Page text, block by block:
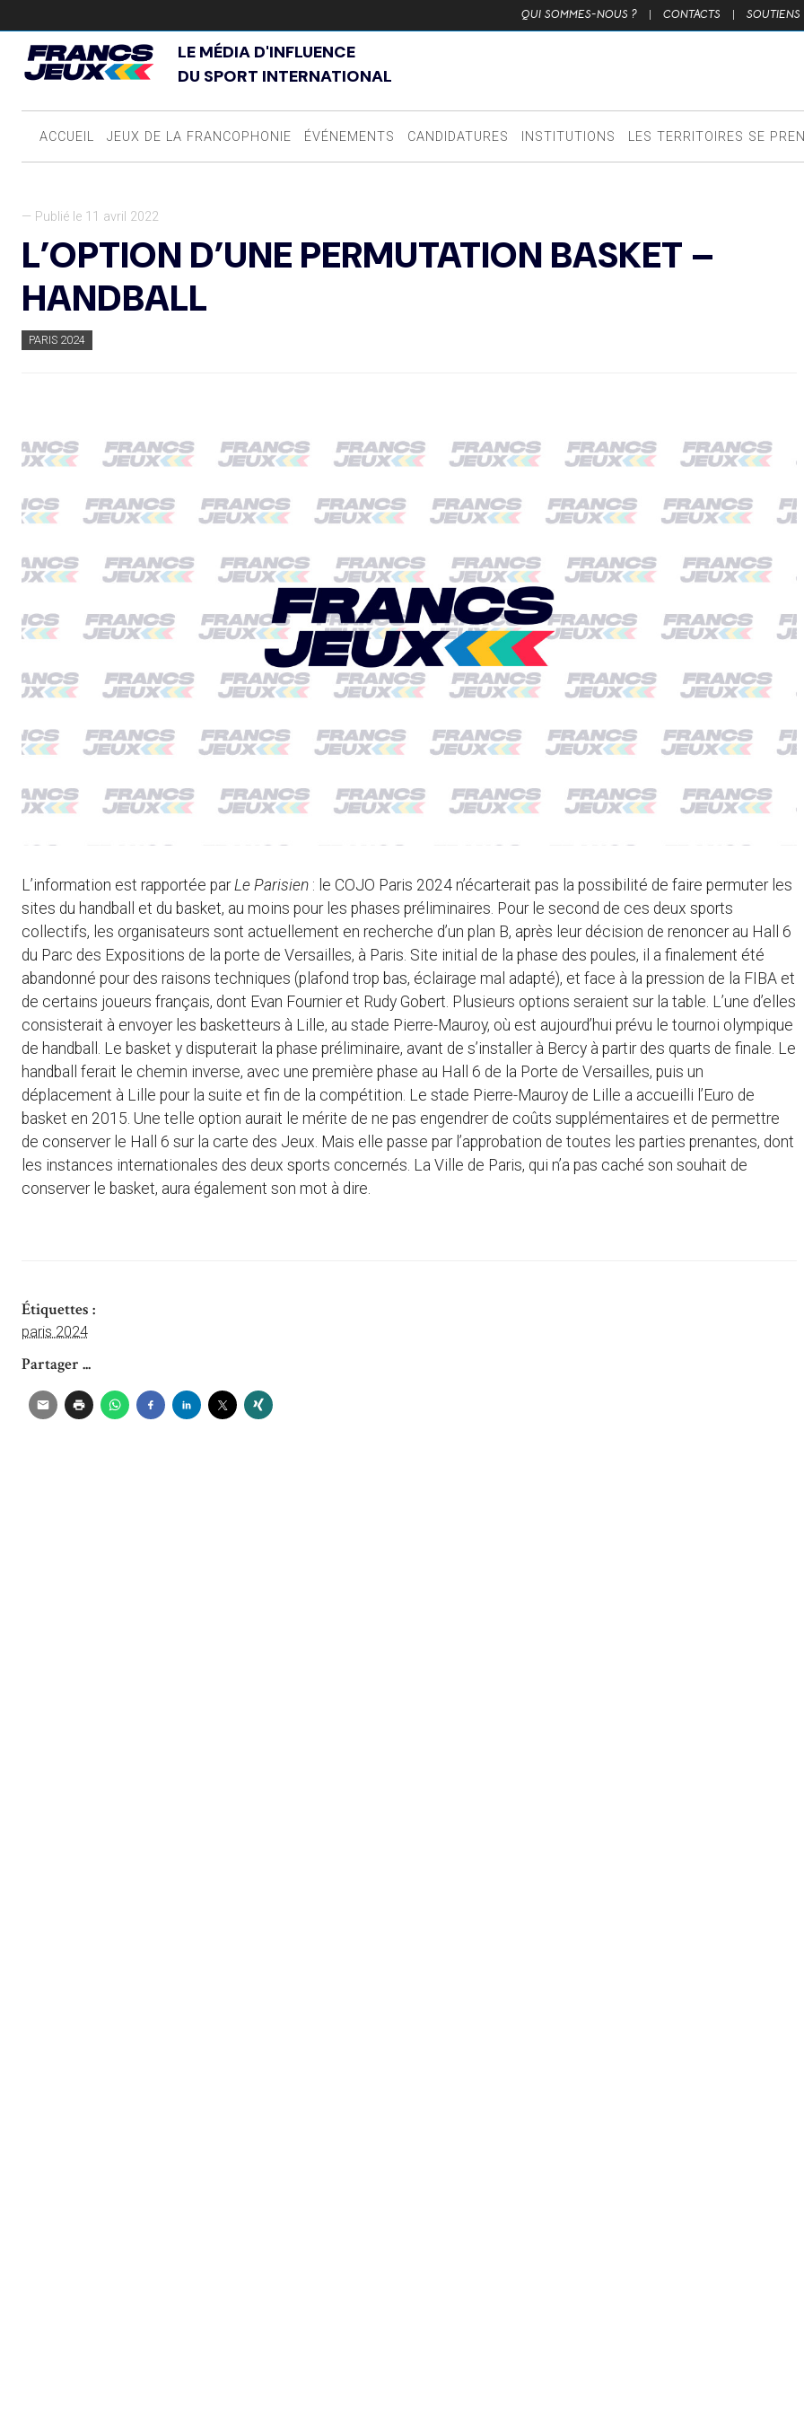
QUI SOMMES-NOUS ? | CONTACTS | SOUTIENS
LE MÉDIA D'INFLUENCE
DU SPORT INTERNATIONAL
ACCUEIL JEUX DE LA FRANCOPHONIE ÉVÉNEMENTS CANDIDATURES INSTITUTIONS LES TERRITOIRES SE
— Publié le 11 avril 2022
L’OPTION D’UNE PERMUTATION BASKET –
HANDBALL
PARIS 2024
L’information est rapportée parLe Parisien : le COJO Paris 2024 n’écarterait pas la possibilité de faire permuter les
sites du handball et du basket, au moins pour les phases préliminaires. Pour le second de ces deux sports
collectifs, les organisateurs sont actuellement en recherche d’un plan B, après leur décision de renoncer au Hall 6
du Parc des Expositions de la porte de Versailles, à Paris. Site initial de la phase des poules, il a finalement été
abandonné pour des raisons techniques (plafond trop bas, éclairage mal adapté), et face à la pression de la FIBA et
de certains joueurs français, dont Evan Fournier et Rudy Gobert. Plusieurs options seraient sur la table. L’une d’elles
consisterait à envoyer les basketteurs à Lille, au stade Pierre-Mauroy, où est aujourd’hui prévu le tournoi olympique
de handball. Le basket y disputerait la phase préliminaire, avant de s’installer à Bercy à partir des quarts de finale. Le
handball ferait le chemin inverse, avec une première phase au Hall 6 de la Porte de Versailles, puis un
déplacement à Lille pour la suite et fin de la compétition. Le stade Pierre-Mauroy de Lille a accueilli l’Euro de
basket en 2015. Une telle option aurait le mérite de ne pas engendrer de coûts supplémentaires et de permettre
de conserver le Hall 6 sur la carte des Jeux. Mais elle passe par l’approbation de toutes les parties prenantes, dont
les instances internationales des deux sports concernés. La Ville de Paris, qui n’a pas caché son souhait de
conserver le basket, aura également son mot à dire.
Étiquettes :
paris 2024
Partager ...